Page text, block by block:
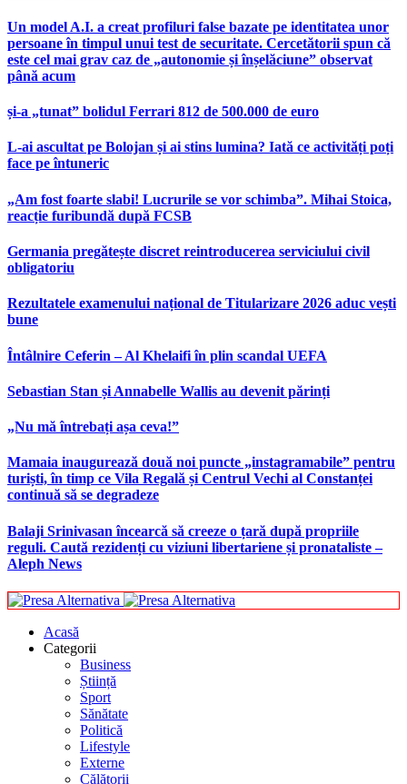
Un model A.I. a creat profiluri false bazate pe identitatea unor
persoane în timpul unui test de securitate. Cercetătorii spun că
este cel mai grav caz de „autonomie și înșelăciune” observat
până acum
și-a „tunat” bolidul Ferrari 812 de 500.000 de euro
L-ai ascultat pe Bolojan și ai stins lumina? Iată ce activități poți
face pe întuneric
„Am fost foarte slabi! Lucrurile se vor schimba”. Mihai Stoica,
reacție furibundă după FCSB
Germania pregătește discret reintroducerea serviciului civil
obligatoriu
Rezultatele examenului național de Titularizare 2026 aduc vești
bune
Întâlnire Ceferin – Al Khelaifi în plin scandal UEFA
Sebastian Stan și Annabelle Wallis au devenit părinți
„Nu mă întrebați așa ceva!”
Mamaia inaugurează două noi puncte „instagramabile” pentru
turiști, în timp ce Vila Regală și Centrul Vechi al Constanței
continuă să se degradeze
Balaji Srinivasan încearcă să creeze o țară după propriile
reguli. Caută rezidenți cu viziuni libertariene și pronataliste –
Aleph News
Acasă
Categorii
Business
Știință
Sport
Sănătate
Politică
Lifestyle
Externe
Călătorii